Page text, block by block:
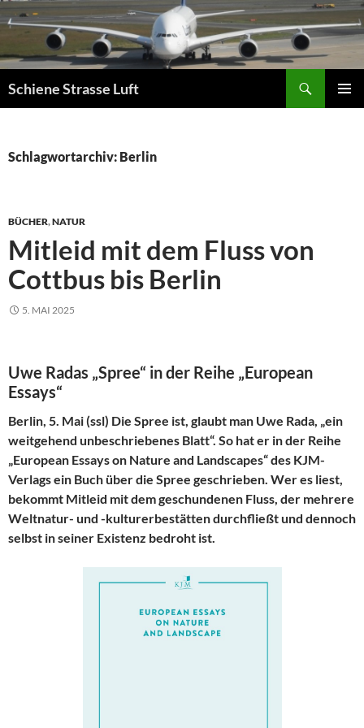
Zum
Inhalt
springen
Schiene Strasse Luft
Schlagwortarchiv: Berlin
BÜCHER,NATUR
Mitleid mit dem Fluss von
Cottbus bis Berlin
5. MAI 2025
Uwe Radas „Spree“ in der Reihe „European
Essays“
Berlin, 5. Mai (ssl) Die Spree ist, glaubt man Uwe Rada, „ein
weitgehend unbeschriebenes Blatt“. So hat er in der Reihe
„European Essays on Nature and Landscapes“ des KJM-
Verlags ein Buch über die Spree geschrieben. Wer es liest,
bekommt Mitleid mit dem geschundenen Fluss, der mehrere
Weltnatur- und -kulturerbestätten durchfließt und dennoch
selbst in seiner Existenz bedroht ist.